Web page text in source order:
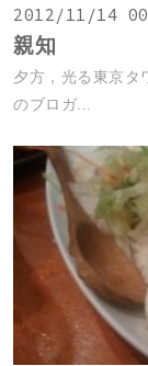
2012/11/14
親知
夕方，光る東京タ
のブロガ...